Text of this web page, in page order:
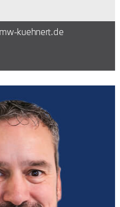
kuehnert.de